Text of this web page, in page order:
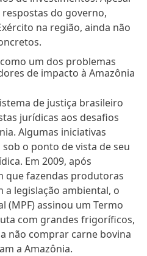
do governo,
na região, ainda não
um dos problemas
de impacto à Amazônia
de justiça brasileiro
jurídicas aos desafios
Algumas iniciativas
o ponto de vista de seu
Em 2009, após
que fazendas produtoras
a legislação ambiental, o
(MPF) assinou um Termo
com grandes frigoríficos,
não comprar carne bovina
a Amazônia.